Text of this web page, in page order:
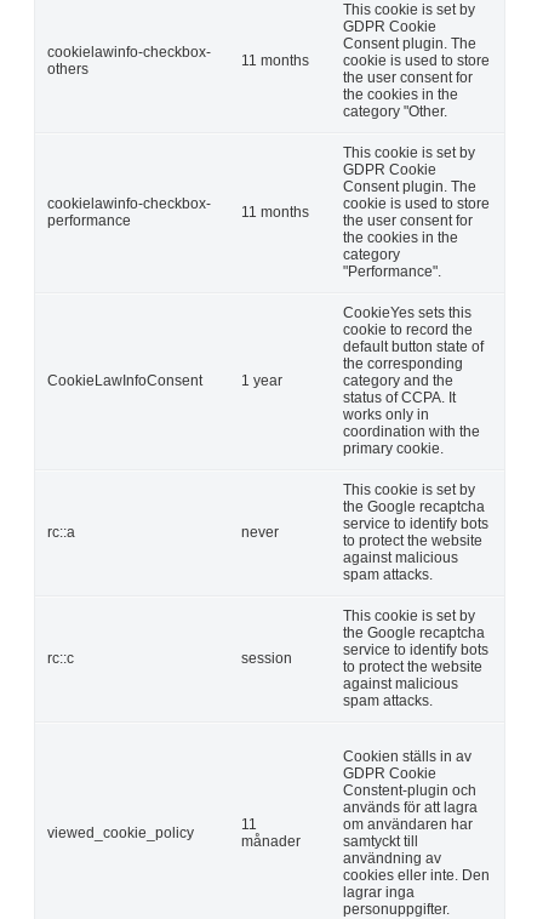
cookielawinfo-checkbox-
others
11 months
This cookie is set by
GDPR Cookie
Consent plugin. The
cookie is used to store
the user consent for
the cookies in the
category "Other.
cookielawinfo-checkbox-
performance
11 months
This cookie is set by
GDPR Cookie
Consent plugin. The
cookie is used to store
the user consent for
the cookies in the
category
"Performance".
CookieLawInfoConsent 1 year
CookieYes sets this
cookie to record the
default button state of
the corresponding
category and the
status of CCPA. It
works only in
coordination with the
primary cookie.
rc::a never
This cookie is set by
the Google recaptcha
service to identify bots
to protect the website
against malicious
spam attacks.
rc::c session
This cookie is set by
the Google recaptcha
service to identify bots
to protect the website
against malicious
spam attacks.
viewed_cookie_policy
11
månader
Cookien ställs in av
GDPR Cookie
Constent-plugin och
används för att lagra
om användaren har
samtyckt till
användning av
cookies eller inte. Den
lagrar inga
personuppgifter.